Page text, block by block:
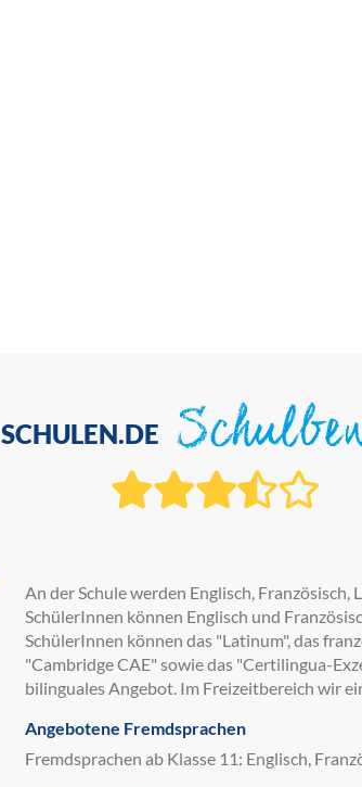
SCHULEN.DE
An der Schule werden Englisch,
SchülerInnen können Englisch und
SchülerInnen können das "Latinum", das
"Cambridge CAE" sowie das "Certilingua-
bilinguales Angebot. Im Freizeitbereich wir
Angebotene Fremdsprachen
Fremdsprachen ab Klasse 11: Englisch,